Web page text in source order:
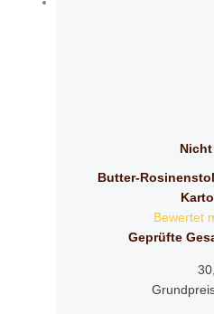
Butter-
Bewertet
Geprüfte